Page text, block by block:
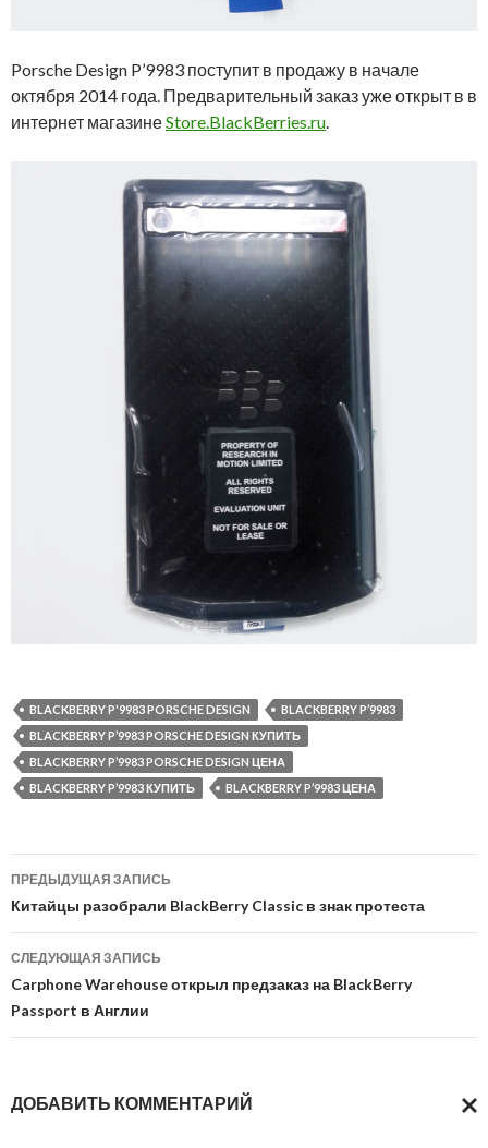
Porsche Design P’9983 поступит в продажу в начале
октября 2014 года. Предварительный заказ уже открыт в в
интернет магазинеStore.BlackBerries.ru.
BLACKBERRY P'9983 PORSCHE DESIGN
BLACKBERRY P’9983
BLACKBERRY P’9983 PORSCHE DESIGN КУПИТЬ
BLACKBERRY P’9983 PORSCHE DESIGN ЦЕНА
BLACKBERRY P’9983 КУПИТЬ
BLACKBERRY P’9983 ЦЕНА
Навигация
по
записям
ПРЕДЫДУЩАЯ ЗАПИСЬ
Китайцы разобрали BlackBerry Classic в знак протеста
СЛЕДУЮЩАЯ ЗАПИСЬ
Carphone Warehouse открыл предзаказ на BlackBerry
Passport в Англии
ДОБАВИТЬ КОММЕНТАРИЙ